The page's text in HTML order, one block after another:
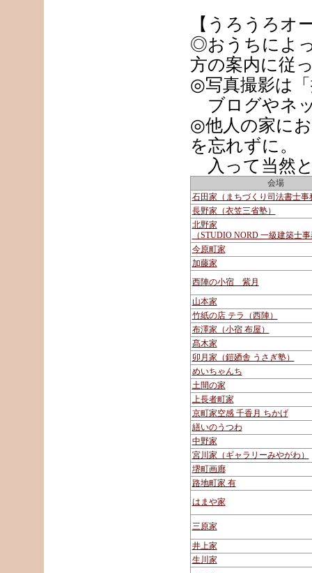
【うろうろオ
◎おうちによ
方の案内に従
◎写真撮影は
ブログやネ
◎他人の家に
を忘れずに。
入って当然
会場
石田家（まちづくり司法書士事
長野家（衣笠三省塾）
北野家
（STUDIO NORD 一級建築士
今原町家
加藤家
西陣の小宿 紫月
山本家
竹紙の店 テラ（西陣）
布澤家（小宿 布屋）
髙木家
卯月家（鎧廼舎 うさぎ塾）
めいちゃんち
土間の家
上長者町家
京町家空感 千香月 ちかげ
繕いのうつわ
中野家
宮川家（ギャラリーみやがわ）
堺町画廊
路地町家 有
はまや家
三原家
井上家
生川家